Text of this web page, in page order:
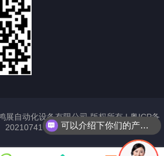
时服务咨询热线
展自动化设备有限公司 版权所有 |粤ICP备
2021074163号
可以介绍下你们的产品么？